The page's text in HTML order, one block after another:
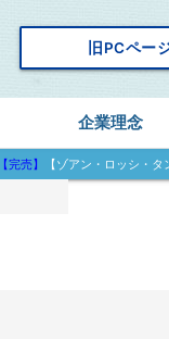
旧PCペー
企業理念
【完売】 【ゾアン・ロッシ・